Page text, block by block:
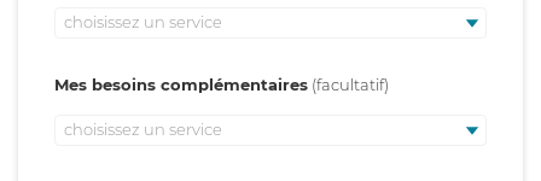
choisissez un service
Mes besoins complémentaires
choisissez un service